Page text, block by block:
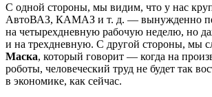
С одной стороны, мы видим, что у нас
АвтоВАЗ, КАМАЗ и т. д. — вынужденно
на четырехдневную рабочую неделю, но
и на трехдневную. С другой стороны, мы
Маска, который говорит — когда на
роботы, человеческий труд не будет так
в экономике, как сейчас.